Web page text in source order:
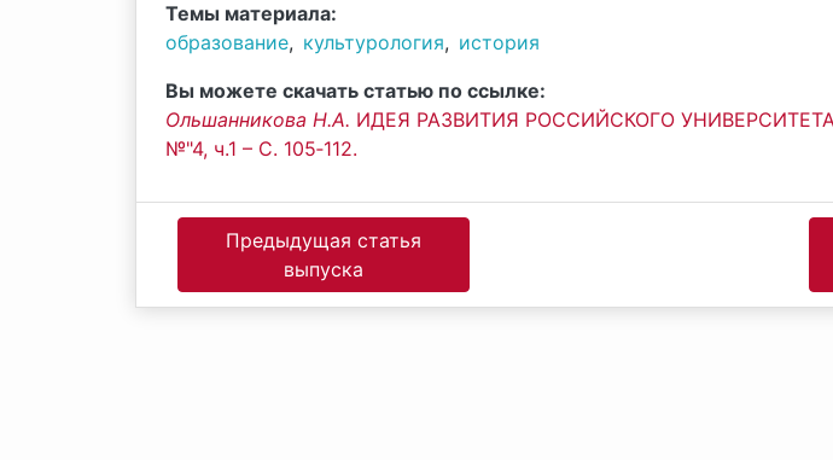
Темы материала:
образование, культурология, история
Вы можете скачать статью по ссылке:
Ольшанникова Н.А. ИДЕЯ РАЗВИТИЯ РОССИЙСКОГО УНИВЕРСИТЕТА
№"4, ч.1 – С. 105‐112.
Предыдущая статья
выпуска